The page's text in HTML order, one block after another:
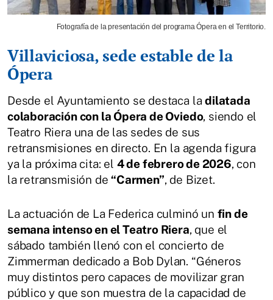
Fotografía de la presentación del programa Ópera en el Territorio.
Villaviciosa, sede estable de la
Ópera
Desde el Ayuntamiento se destaca ladilatada
colaboración con la Ópera de Oviedo, siendo el
Teatro Riera una de las sedes de sus
retransmisiones en directo. En la agenda figura
ya la próxima cita: el 4 de febrero de 2026, con
la retransmisión de“Carmen”, de Bizet.
La actuación de La Federica culminó un fin de
semana intenso en el Teatro Riera, que el
sábado también llenó con el concierto de
Zimmerman dedicado a Bob Dylan. “Géneros
muy distintos pero capaces de movilizar gran
público y que son muestra de la capacidad de